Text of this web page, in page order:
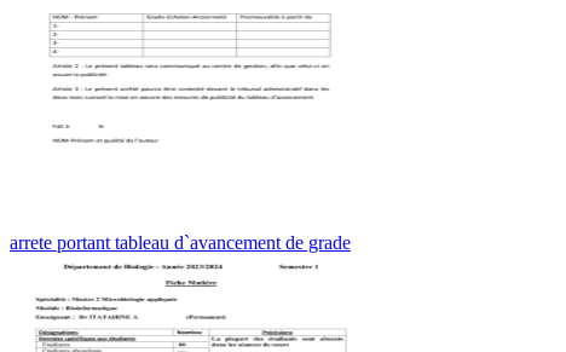
arrete portant tableau d`avancement de grade